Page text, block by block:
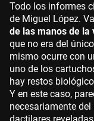
Todo los informes
de Miguel López.
de las manos de la
que no era del
mismo ocurre con
uno de los
hay restos
Y en este caso,
necesariamente